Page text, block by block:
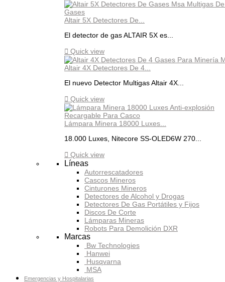
Altair 5X Detectores De...
El detector de gas ALTAIR 5X es...
 Quick view
Altair 4X Detectores De 4...
El nuevo Detector Multigas Altair 4X...
 Quick view
Lámpara Minera 18000 Luxes...
18.000 Luxes, Nitecore SS-OLED6W 270...
 Quick view
Líneas
Autorrescatadores
Cascos Mineros
Cinturones Mineros
Detectores de Alcohol y Drogas
Detectores De Gas Portátiles y Fijos
Discos De Corte
Lámparas Mineras
Robots Para Demolición DXR
Marcas
Bw Technologies
Hanwei
Husqvarna
MSA
Emergencias y Hospitalarias